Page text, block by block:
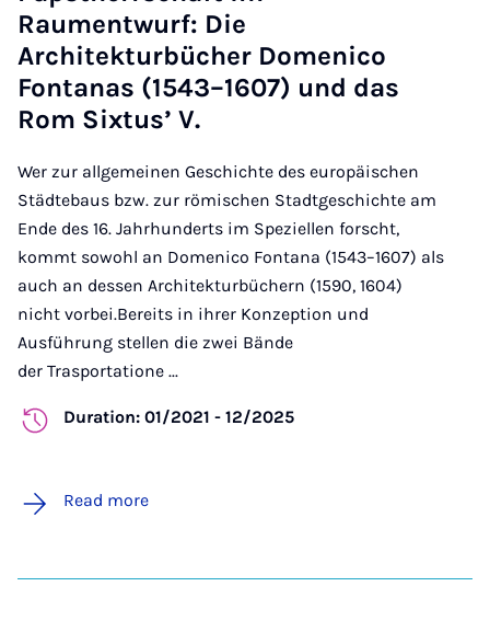
Raumentwurf: Die
Architekturbücher Domenico
Fontanas (1543–1607) und das
Rom Sixtus’ V.
Wer zur allgemeinen Geschichte des europäischen
Städtebaus bzw. zur römischen Stadtgeschichte am
Ende des 16. Jahrhunderts im Speziellen forscht,
kommt sowohl an Domenico Fontana (1543–1607) als
auch an dessen Architekturbüchern (1590, 1604)
nicht vorbei.Bereits in ihrer Konzeption und
Ausführung stellen die zwei Bände
der Trasportatione ...
Duration: 01/2021 - 12/2025
Read more